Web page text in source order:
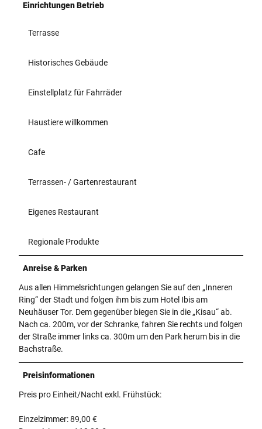
Einrichtungen Betrieb
Terrasse
Historisches Gebäude
Einstellplatz für Fahrräder
Haustiere willkommen
Cafe
Terrassen- / Gartenrestaurant
Eigenes Restaurant
Regionale Produkte
Anreise & Parken
Aus allen Himmelsrichtungen gelangen Sie auf den „Inneren
Ring“ der Stadt und folgen ihm bis zum Hotel Ibis am
Neuhäuser Tor. Dem gegenüber biegen Sie in die „Kisau“ ab.
Nach ca. 200m, vor der Schranke, fahren Sie rechts und folgen
der Straße immer links ca. 300m um den Park herum bis in die
Bachstraße.
Preisinformationen
Preis pro Einheit/Nacht exkl. Frühstück:
Einzelzimmer: 89,00 €